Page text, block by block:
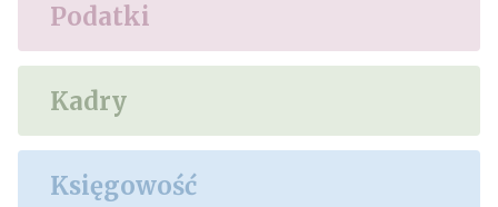
Podatki
Kadry
Księgowość